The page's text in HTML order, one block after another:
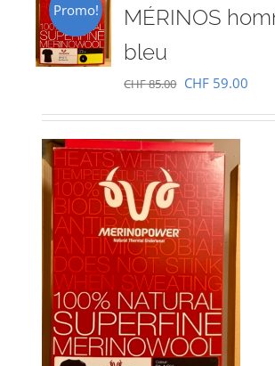
Promo!
MÉRINOS
bleu
CHF85.00 Le
initial
était :
CHF 85.00.
CHF 59.00